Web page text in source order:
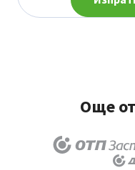
Още